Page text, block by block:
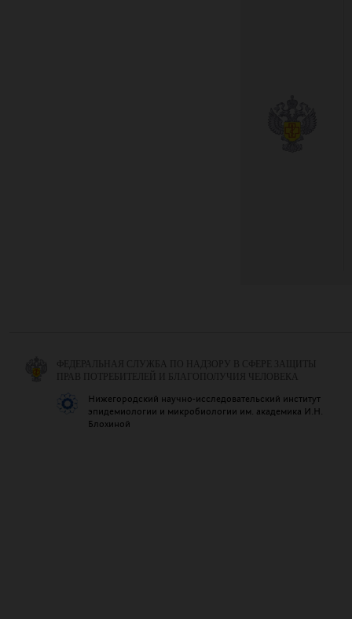
ФЕДЕРАЛЬНАЯ СЛУЖБА ПО НАДЗОРУ В СФЕРЕ ЗАЩИТЫ
ПРАВ ПОТРЕБИТЕЛЕЙ И БЛАГОПОЛУЧИЯ ЧЕЛОВЕКА
Нижегородский научно-исследовательский институт
эпидемиологии и микробиологии им. академика И.Н.
Блохиной